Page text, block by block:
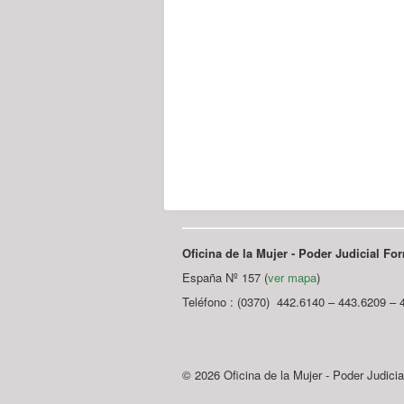
Oficina de la Mujer - Poder Judicial
España Nº 157 (ver mapa)
Teléfono : (0370) 442.6140 – 443.6209 –
© 2026 Oficina de la Mujer - Poder